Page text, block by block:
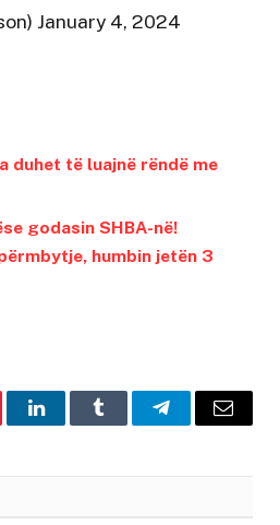
January 4, 2024
duhet të luajnë rëndë me
godasin SHBA-në!
humbin jetën 3
LinkedInTumblr TelegramEmail